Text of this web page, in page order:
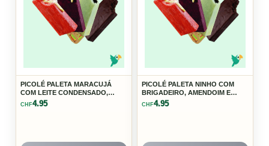
PICOLÉ PALETA MARACUJÁ
COM LEITE CONDENSADO,
QUEIJO COM GOIABADA
CHF4.95
PICOLÉ PALETA NINHO COM
BRIGADEIRO, AMENDOIM E
PISTACHE
CHF4.95